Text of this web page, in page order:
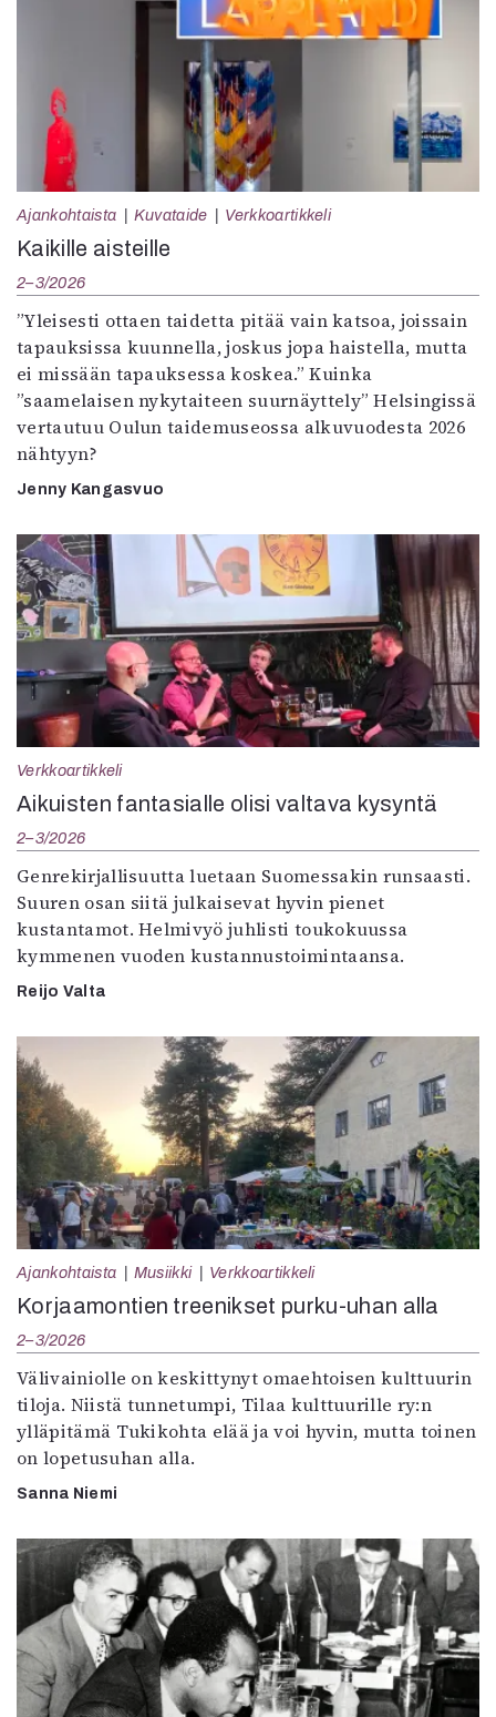
Ajankohtaista Kuvataide Verkkoartikkeli
Kaikille aisteille
2–3/2026
”Yleisesti ottaen taidetta pitää vain katsoa, joissain
tapauksissa kuunnella, joskus jopa haistella, mutta
ei missään tapauksessa koskea.” Kuinka
”saamelaisen nykytaiteen suurnäyttely” Helsingissä
vertautuu Oulun taidemuseossa alkuvuodesta 2026
nähtyyn?
Jenny Kangasvuo
Verkkoartikkeli
Aikuisten fantasialle olisi valtava kysyntä
2–3/2026
Genrekirjallisuutta luetaan Suomessakin runsaasti.
Suuren osan siitä julkaisevat hyvin pienet
kustantamot. Helmivyö juhlisti toukokuussa
kymmenen vuoden kustannustoimintaansa.
Reijo Valta
Ajankohtaista Musiikki Verkkoartikkeli
Korjaamontien treenikset purku-uhan alla
2–3/2026
Välivainiolle on keskittynyt omaehtoisen kulttuurin
tiloja. Niistä tunnetumpi, Tilaa kulttuurille ry:n
ylläpitämä Tukikohta elää ja voi hyvin, mutta toinen
on lopetusuhan alla.
Sanna Niemi